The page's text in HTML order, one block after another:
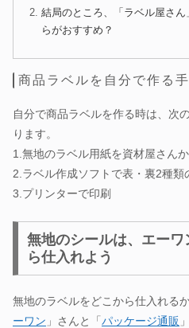
結局のところ、「ラベル屋さ
らがおすすめ？
商品ラベルを自分で作る
自分で商品ラベルを作る時は、次
ります。
1.無地のラベル用紙を資材屋さん
2.ラベル作成ソフトで表・裏2種類
3.プリンターで印刷
無地のシールは、エー
ら仕入れよう
無地のラベルをどこから仕入れる
ーワン 」さんと「 パッケージ通販